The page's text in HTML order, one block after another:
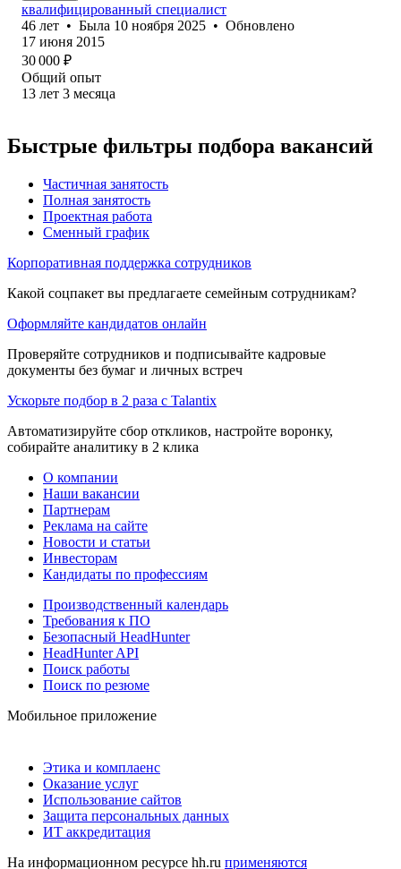
квалифицированный специалист
46 лет • Была 10 ноября 2025 • Обновлено
17 июня 2015
30 000 ₽
Общий опыт
13 лет 3 месяца
Быстрые фильтры подбора вакансий
Частичная занятость
Полная занятость
Проектная работа
Сменный график
Корпоративная поддержка сотрудников
Какой соцпакет вы предлагаете семейным сотрудникам?
Оформляйте кандидатов онлайн
Проверяйте сотрудников и подписывайте кадровые
документы без бумаг и личных встреч
Ускорьте подбор в 2 раза с Talantix
Автоматизируйте сбор откликов, настройте воронку,
собирайте аналитику в 2 клика
О компании
Наши вакансии
Партнерам
Реклама на сайте
Новости и статьи
Инвесторам
Кандидаты по профессиям
Производственный календарь
Требования к ПО
Безопасный HeadHunter
HeadHunter API
Поиск работы
Поиск по резюме
Мобильное приложение
Этика и комплаенс
Оказание услуг
Использование сайтов
Защита персональных данных
ИТ аккредитация
На информационном ресурсе hh.ru применяются